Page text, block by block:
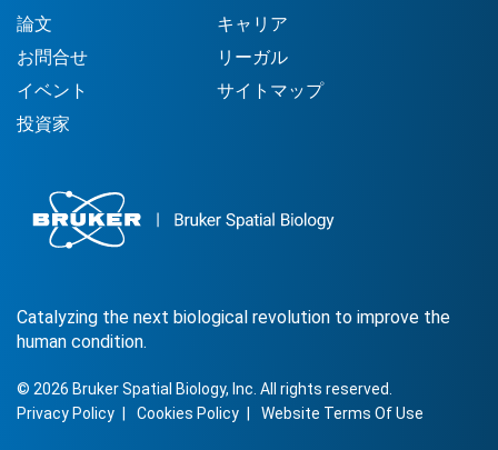
Catalyzing the next biological revolution to improve the
human condition.
© 2026 Bruker Spatial Biology, Inc. All rights reserved.
Privacy Policy
Cookies Policy Website Terms Of Use
論文
お問合せ
イベント
投資家
キャリア
リーガル
サイトマップ